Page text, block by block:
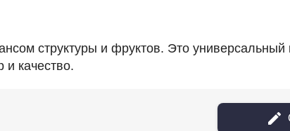
677201 в
Франция Юго-
структуры и фруктов. Это
и качество.